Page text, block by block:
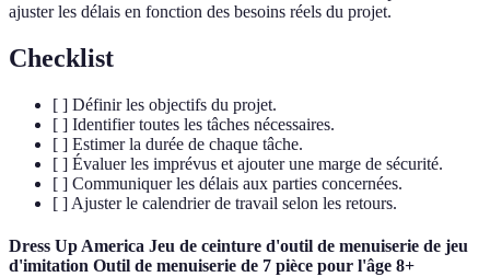
ajuster les délais en fonction des besoins réels du projet.
Checklist
[ ] Définir les objectifs du projet.
[ ] Identifier toutes les tâches nécessaires.
[ ] Estimer la durée de chaque tâche.
[ ] Évaluer les imprévus et ajouter une marge de sécurité.
[ ] Communiquer les délais aux parties concernées.
[ ] Ajuster le calendrier de travail selon les retours.
Dress Up America Jeu de ceinture d'outil de menuiserie de jeu
d'imitation Outil de menuiserie de 7 pièce pour l'âge 8+